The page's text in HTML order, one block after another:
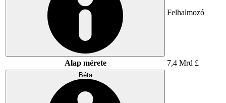
Felhalmozó
Alap mérete 7,4 Mrd £
Béta